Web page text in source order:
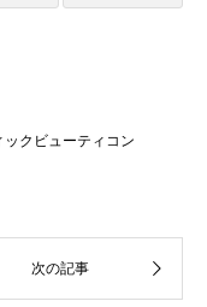
ックビューティコン